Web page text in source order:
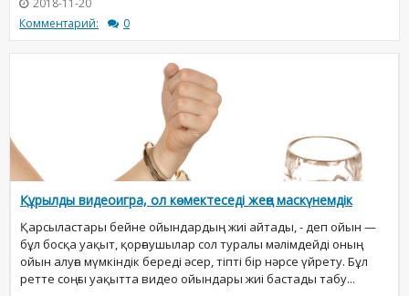
2018-11-20
Комментарий:
0
Құрылды видеоигра, ол көмектеседі жеңе маскүнемдік
Қарсыластары бейне ойындардың жиі айтады, - деп ойын —
бұл босқа уақыт, қорғаушылар сол туралы мәлімдейді оның
ойын алуға мүмкіндік береді әсер, тіпті бір нәрсе үйрету. Бұл
ретте соңғы уақытта видео ойындары жиі бастады табу...